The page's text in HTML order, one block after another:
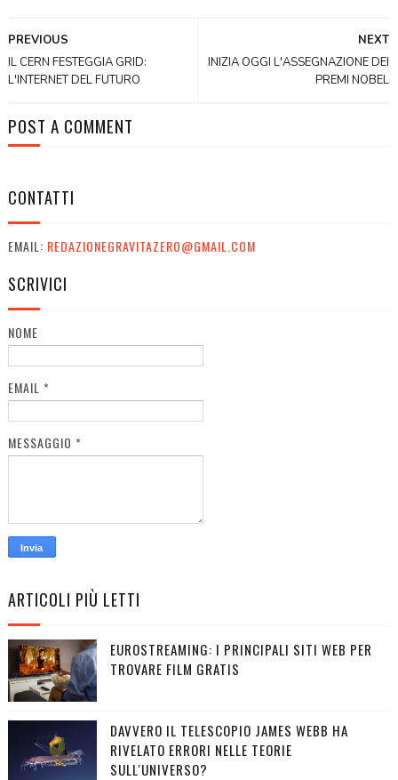
NEXT
INIZIA OGGI L'ASSEGNAZIONE DEI
PREMI NOBEL
PREVIOUS
IL CERN FESTEGGIA GRID:
L'INTERNET DEL FUTURO
POST A COMMENT
CONTATTI
EMAIL: REDAZIONEGRAVITAZERO@GMAIL.COM
SCRIVICI
NOME
EMAIL *
MESSAGGIO *
ARTICOLI PIÙ LETTI
EUROSTREAMING: I PRINCIPALI SITI WEB PER
TROVARE FILM GRATIS
DAVVERO IL TELESCOPIO JAMES WEBB HA
RIVELATO ERRORI NELLE TEORIE
SULL'UNIVERSO?